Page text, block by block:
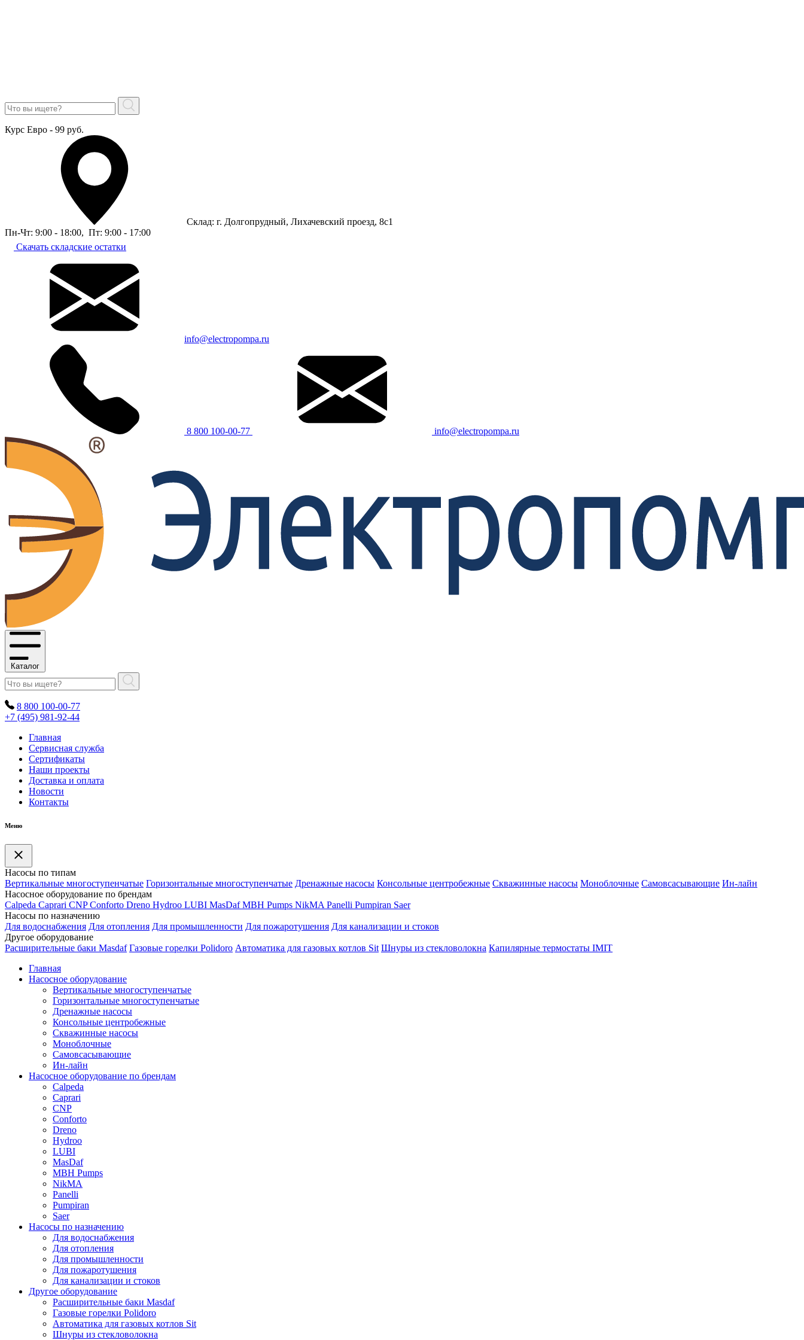
Курс Евро - 99 руб.
Склад: г. Долгопрудный, Лихачевский проезд, 8c1
Пн-Чт: 9:00 - 18:00, Пт: 9:00 - 17:00
Скачать складские остатки
info@electropompa.ru
8 800 100-00-77 info@electropompa.ru
Каталог
8 800 100-00-77
+7 (495) 981-92-44
Главная
Сервисная служба
Сертификаты
Наши проекты
Доставка и оплата
Новости
Контакты
Меню
Насосы по типам
Вертикальные многоступенчатые Горизонтальные многоступенчатые Дренажные насосы Консольные центробежные Скважинные насосы Моноблочные Самовсасывающие Ин-лайн
Насосное оборудование по брендам
Calpeda Caprari CNP Conforto Dreno Hydroo LUBI MasDaf MBH Pumps NikMA Panelli Pumpiran Saer
Насосы по назначению
Для водоснабжения Для отопления Для промышленности Для пожаротушения Для канализации и стоков
Другое оборудование
Расширительные баки Masdaf Газовые горелки Polidoro Автоматика для газовых котлов Sit Шнуры из стекловолокна Капилярные термостаты IMIT
Главная
Насосное оборудование
Вертикальные многоступенчатые
Горизонтальные многоступенчатые
Дренажные насосы
Консольные центробежные
Скважинные насосы
Моноблочные
Самовсасывающие
Ин-лайн
Насосное оборудование по брендам
Calpeda
Caprari
CNP
Conforto
Dreno
Hydroo
LUBI
MasDaf
MBH Pumps
NikMA
Panelli
Pumpiran
Saer
Насосы по назначению
Для водоснабжения
Для отопления
Для промышленности
Для пожаротушения
Для канализации и стоков
Другое оборудование
Расширительные баки Masdaf
Газовые горелки Polidoro
Автоматика для газовых котлов Sit
Шнуры из стекловолокна